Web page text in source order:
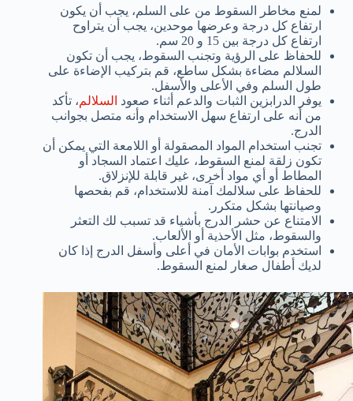
لمنع مخاطر السقوط من على السلم، يجب أن يكون
ارتفاع كل درجة وعرضها موحدين، يجب أن يتراوح
ارتفاع كل درجة بين 15 و 20 سم.
للحفاظ على الرؤية وتجنب السقوط، يجب أن تكون
السلالم مضاءة بشكل ساطع، قم بتركيب الإضاءة على
طول السلم وفي الأعلى والأسفل.
يوفر الدرابزين الثبات والدعم أثناء صعود السلالم، تأكد
من أنه على ارتفاع سهل الاستخدام وأنه متصل بجوانب
الدرج.
تجنب استخدام المواد المصقولة أو اللامعة التي يمكن أن
تكون زلقة لمنع السقوط، عليك اعتماد السجاد أو
المطاط أو أي مواد أخرى، غير قابلة للإنزلاق.
للحفاظ على سلالمك آمنة للاستخدام، قم بفحصها
وصيانتها بشكل متكرر.
الامتناع عن حشر الدرج بأشياء قد تسبب لك التعثر
والسقوط، مثل الأحذية أو الألعاب.
استخدم بوابات الأمان في أعلى وأسفل الدرج إذا كان
لديك أطفال صغار لمنع السقوط.